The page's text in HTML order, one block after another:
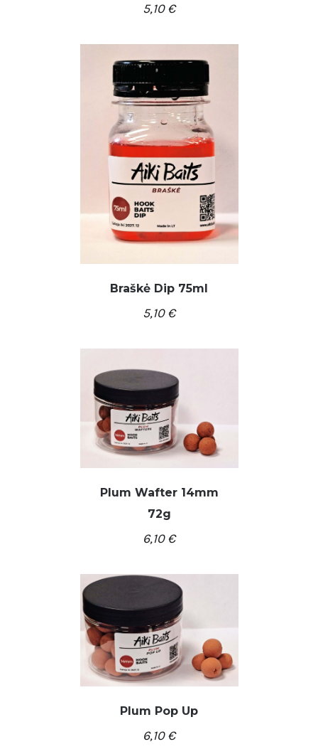
Į KREPŠELĮ DETALĖS
5,10€
Į KREPŠELĮ /
Braškė Dip 75ml
5,10€
/
Plum Wafter 14mm
72g
6,10€
Į KREPŠELĮ /
Plum Pop Up
6,10€